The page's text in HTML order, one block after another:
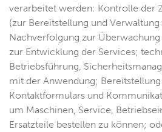
verarbeitet werden: Kontrolle der
(zur Bereitstellung und Verwaltung
Nachverfolgung zur
zur Entwicklung der Services;
Betriebsführung,
mit der Anwendung;
Kontaktformulars und
um Maschinen, Service,
Ersatzteile bestellen zu können;